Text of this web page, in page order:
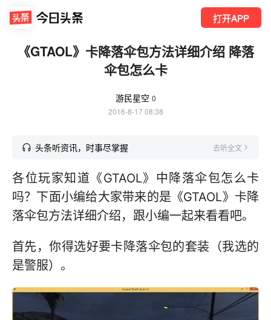
打开APP
《GTAOL》卡降落伞包方法详细介绍 降落
伞包怎么卡
游民星空 0
2016-8-17 08:38
头条听资讯，时事尽掌握 去听全文
各位玩家知道《GTAOL》中降落伞包怎么卡
吗？下面小编给大家带来的是《GTAOL》卡降
落伞包方法详细介绍，跟小编一起来看看吧。
首先，你得选好要卡降落伞包的套装（我选的
是警服）。